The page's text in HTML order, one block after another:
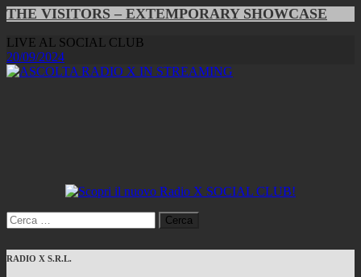
THE VISITORS – EXTEMPORARY SHOWCASE
LIVE AL SOCIAL CLUB
20/09/2024
Ricerca
per:
RADIO X S.R.L.